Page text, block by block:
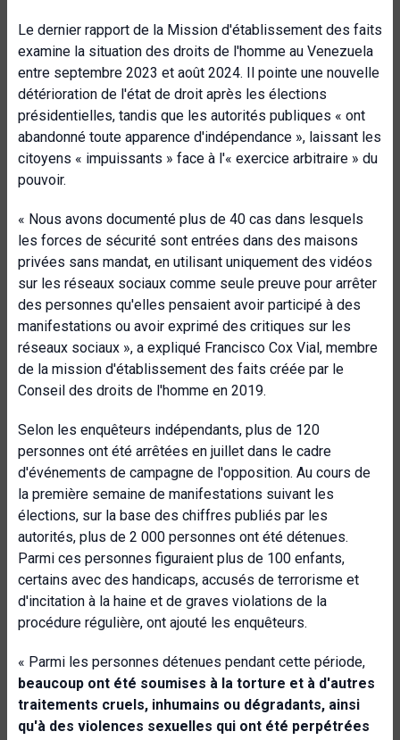
Le dernier rapport de la Mission d'établissement des faits
examine la situation des droits de l'homme au Venezuela
entre septembre 2023 et août 2024. Il pointe une nouvelle
détérioration de l'état de droit après les élections
présidentielles, tandis que les autorités publiques « ont
abandonné toute apparence d'indépendance », laissant les
citoyens « impuissants » face à l'« exercice arbitraire » du
pouvoir.
« Nous avons documenté plus de 40 cas dans lesquels
les forces de sécurité sont entrées dans des maisons
privées sans mandat, en utilisant uniquement des vidéos
sur les réseaux sociaux comme seule preuve pour arrêter
des personnes qu'elles pensaient avoir participé à des
manifestations ou avoir exprimé des critiques sur les
réseaux sociaux », a expliqué Francisco Cox Vial, membre
de la mission d'établissement des faits créée par le
Conseil des droits de l'homme en 2019.
Selon les enquêteurs indépendants, plus de 120
personnes ont été arrêtées en juillet dans le cadre
d'événements de campagne de l'opposition. Au cours de
la première semaine de manifestations suivant les
élections, sur la base des chiffres publiés par les
autorités, plus de 2 000 personnes ont été détenues.
Parmi ces personnes figuraient plus de 100 enfants,
certains avec des handicaps, accusés de terrorisme et
d'incitation à la haine et de graves violations de la
procédure régulière, ont ajouté les enquêteurs.
« Parmi les personnes détenues pendant cette période,
beaucoup ont été soumises à la torture et à d'autres
traitements cruels, inhumains ou dégradants, ainsi
qu'à des violences sexuelles qui ont été perpétrées